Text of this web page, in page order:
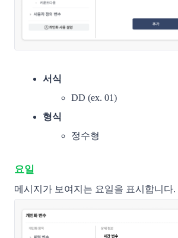
서식
DD (ex. 01)
형식
정수형
요일
메시지가 보여지는 요일을 표시합니다.